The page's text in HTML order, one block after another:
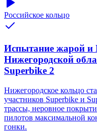
Российское кольцо
Испытание жарой и
Нижегородской
Superbike 2
Нижегородское кольцо
участников Superbike и
трассы, неровное
пилотов максимальной
гонки.